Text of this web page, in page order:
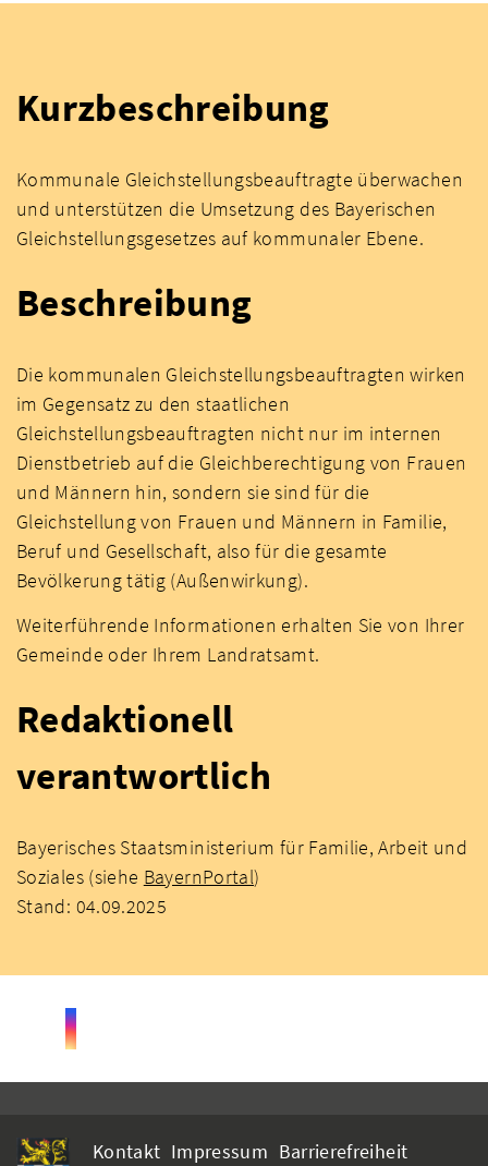
Kurzbeschreibung
Kommunale Gleichstellungsbeauftragte überwachen
und unterstützen die Umsetzung des Bayerischen
Gleichstellungsgesetzes auf kommunaler Ebene.
Beschreibung
Die kommunalen Gleichstellungsbeauftragten wirken
im Gegensatz zu den staatlichen
Gleichstellungsbeauftragten nicht nur im internen
Dienstbetrieb auf die Gleichberechtigung von Frauen
und Männern hin, sondern sie sind für die
Gleichstellung von Frauen und Männern in Familie,
Beruf und Gesellschaft, also für die gesamte
Bevölkerung tätig (Außenwirkung).
Weiterführende Informationen erhalten Sie von Ihrer
Gemeinde oder Ihrem Landratsamt.
Redaktionell
verantwortlich
Bayerisches Staatsministerium für Familie, Arbeit und
Soziales (siehe BayernPortal)
Stand: 04.09.2025
Kontakt Impressum Barrierefreiheit